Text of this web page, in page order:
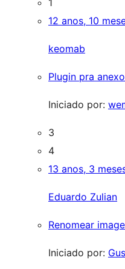
1
12 anos, 10
keomab
Plugin pra
Iniciado por:
3
4
13 anos, 3
Eduardo Zulian
Renomear
Iniciado por: